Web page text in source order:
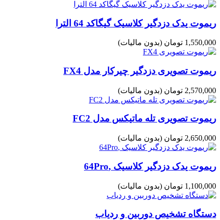
ریموت یدک دزدگیر کلاسیک گیگاکد 64 الترا
1,550,000 تومان (بدون مالیات)
ریموت تصویری دزدگیر چیرکار مدل FX4
2,570,000 تومان (بدون مالیات)
ریموت تصویری تله ماتیکس مدل FC2
2,650,000 تومان (بدون مالیات)
ریموت یدک دزدگیر کلاسیک ,64Pro
1,100,000 تومان (بدون مالیات)
دستگاه تشخیص دوربین و ردیاب